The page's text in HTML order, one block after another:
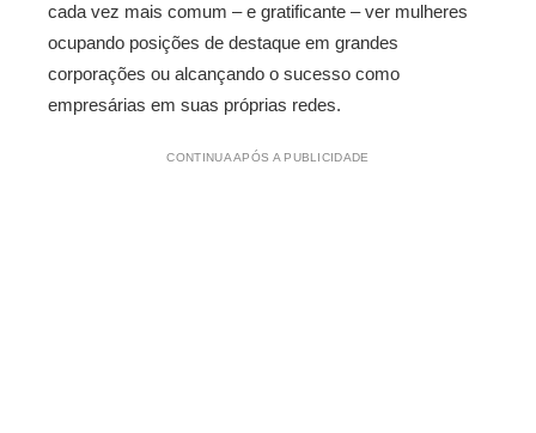
cada vez mais comum – e gratificante – ver mulheres
ocupando posições de destaque em grandes
corporações ou alcançando o sucesso como
empresárias em suas próprias redes.
CONTINUA APÓS A PUBLICIDADE